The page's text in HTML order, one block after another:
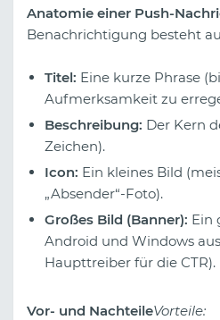
Anatomie einer Push-
Benachrichtigung besteht
Titel: Eine kurze Phrase
Aufmerksamkeit zu
Beschreibung: Der Kern
Zeichen).
Icon: Ein kleines Bild
„Absender“-Foto).
Großes Bild (Banner): Ein
Android und Windows
Haupttreiber für die CTR).
Vor- und NachteileVorteile: